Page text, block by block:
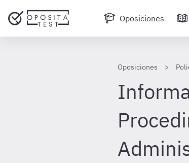
Oposiciones
Oposiciones